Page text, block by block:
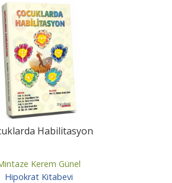
Habilitasyon
Kerem Günel
Hipokrat Kitabevi